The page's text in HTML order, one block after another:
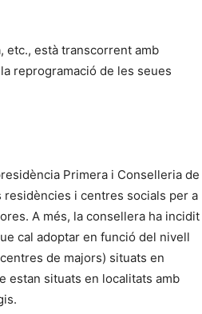
etc., està transcorrent amb
reprogramació de les seues
Primera i Conselleria de
residències i centres socials per a
A més, la consellera ha incidit
cal adoptar en funció del nivell
de majors) situats en
estan situats en localitats amb